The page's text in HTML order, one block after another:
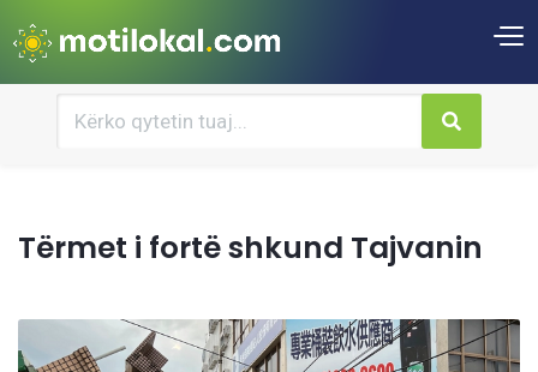
Tërmet i fortë shkund Tajvanin